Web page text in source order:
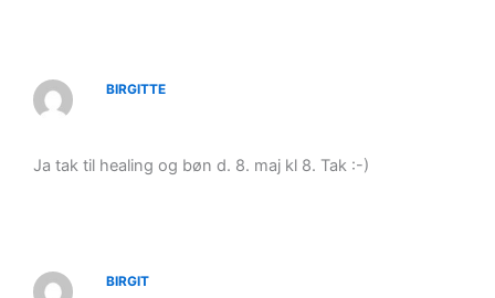
BIRGITTE
Ja tak til healing og bøn d. 8. maj kl 8. Tak :-)
BIRGIT